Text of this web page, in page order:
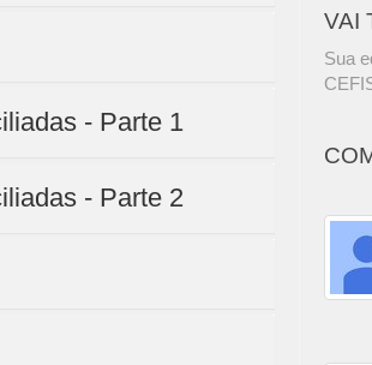
- Parte 1
- Parte 2
VAI
Sua